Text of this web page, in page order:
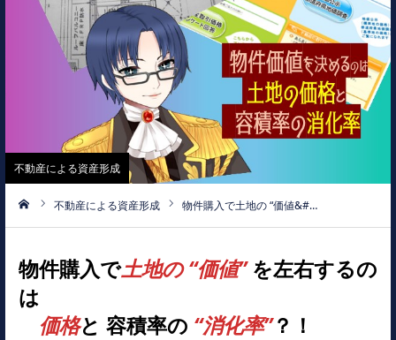
不動産による資産形成
不動産による資産形成 物件購入で土地の “価値&#…
物件購入で土地の “価値”を左右するの
は
価格と 容積率の “消化率”？！
お問い合わせ